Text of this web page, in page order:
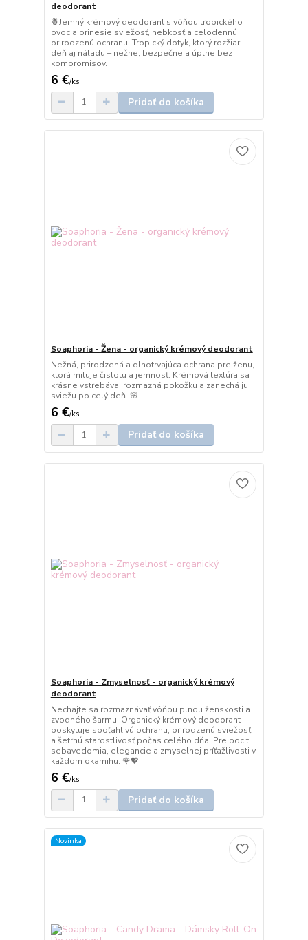
deodorant
🍍Jemný krémový deodorant s vôňou tropického
ovocia prinesie sviežosť, hebkosť a celodennú
prirodzenú ochranu. Tropický dotyk, ktorý rozžiari
deň aj náladu – nežne, bezpečne a úplne bez
kompromisov.
6 €/ks
Pridať do košíka
Soaphoria - Žena - organický krémový deodorant
Nežná, prirodzená a dlhotrvajúca ochrana pre ženu,
ktorá miluje čistotu a jemnosť. Krémová textúra sa
krásne vstrebáva, rozmazná pokožku a zanechá ju
sviežu po celý deň. 🌸
6 €/ks
Pridať do košíka
Soaphoria - Zmyselnosť - organický krémový
deodorant
Nechajte sa rozmaznávať vôňou plnou ženskosti a
zvodného šarmu. Organický krémový deodorant
poskytuje spoľahlivú ochranu, prirodzenú sviežosť
a šetrnú starostlivosť počas celého dňa. Pre pocit
sebavedomia, elegancie a zmyselnej príťažlivosti v
každom okamihu. 🌹💖
6 €/ks
Pridať do košíka
Novinka